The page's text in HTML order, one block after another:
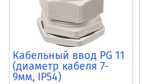
Кабельный ввод PG 11
(диаметр кабеля 7-
9мм, IP54)